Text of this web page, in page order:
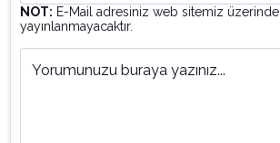
NOT: E-Mail adresiniz web sitemiz üzerinde
yayınlanmayacaktır.
Yorumunuzu buraya yazınız...